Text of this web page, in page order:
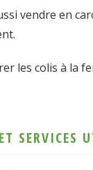
vendre en
les colis à la
SERVICES